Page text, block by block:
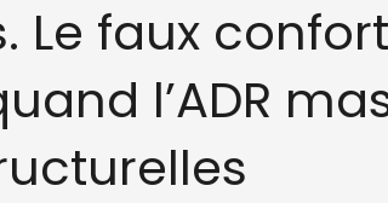
Le faux
l’ADR